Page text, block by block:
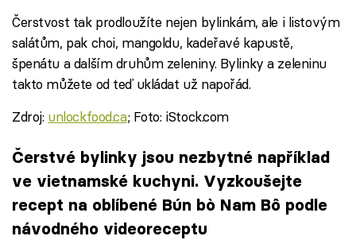
Čerstvost tak prodloužíte nejen bylinkám, ale i listovým
salátům, pak choi, mangoldu, kadeřavé kapustě,
špenátu a dalším druhům zeleniny. Bylinky a zeleninu
takto můžete od teď ukládat už napořád.
Zdroj: unlockfood.ca; Foto: iStock.com
Čerstvé bylinky jsou nezbytné například
ve vietnamské kuchyni. Vyzkoušejte
recept na oblíbené Bún bò Nam Bô podle
návodného videoreceptu